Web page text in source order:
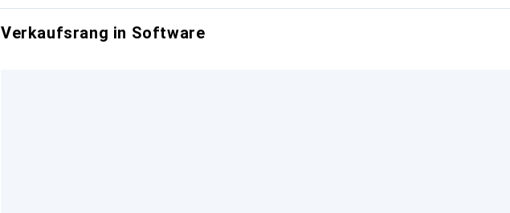
Verkaufsrang in Software